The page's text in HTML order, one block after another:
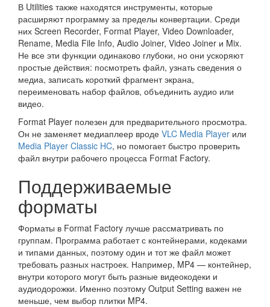
В Utilities также находятся инструменты, которые
расширяют программу за пределы конвертации. Среди
них Screen Recorder, Format Player, Video Downloader,
Rename, Media File Info, Audio Joiner, Video Joiner и Mix.
Не все эти функции одинаково глубоки, но они ускоряют
простые действия: посмотреть файл, узнать сведения о
медиа, записать короткий фрагмент экрана,
переименовать набор файлов, объединить аудио или
видео.
Format Player полезен для предварительного просмотра.
Он не заменяет медиаплеер вроде VLC Media Player или
Media Player Classic HC, но помогает быстро проверить
файл внутри рабочего процесса Format Factory.
Поддерживаемые
форматы
Форматы в Format Factory лучше рассматривать по
группам. Программа работает с контейнерами, кодеками
и типами данных, поэтому один и тот же файл может
требовать разных настроек. Например, MP4 — контейнер,
внутри которого могут быть разные видеокодеки и
аудиодорожки. Именно поэтому Output Setting важен не
меньше, чем выбор плитки MP4.